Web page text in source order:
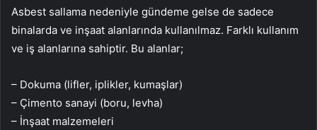
Asbest sallama nedeniyle gündeme gelse de sadece
binalarda ve inşaat alanlarında kullanılmaz. Farklı kullanım
ve iş alanlarına sahiptir. Bu alanlar;
– Dokuma (lifler, iplikler, kumaşlar)
– Çimento sanayi (boru, levha)
– İnşaat malzemeleri